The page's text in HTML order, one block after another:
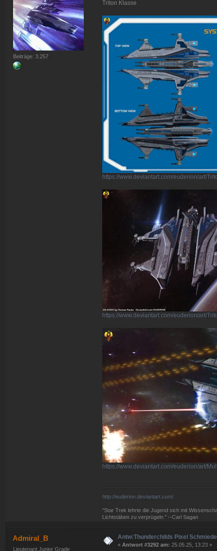
Beiträge: 3.257
Triton Klasse
https://www.deviantart.com/euderion/art/
https://www.deviantart.com/euderion/art/
https://www.deviantart.com/euderion/art/
http://euderion.deviantart.com/
"Star Trek lehrte die Jugend sich mit
Lichtstäben zu verprügeln." --Carl Sagan
Admiral_B
Lieutenant Junior Grade
Antw:Thunderchilds Pixel Schmiede
« Antwort #3292 am: 25.05.25, 13:23 »